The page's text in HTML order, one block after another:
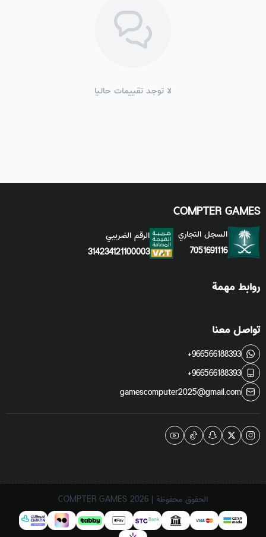
لا توجد تقييمات حاليا
COMPTER GAMES
السجل التجاري
7051691116
الرقم الضريبي
314234121100003
روابط مهمة
تواصل معنا
+966566188393
+966566188393
gamescomputer2025@gmail.com
الحقوق محفوظة | 2026 COMPTER GAMES